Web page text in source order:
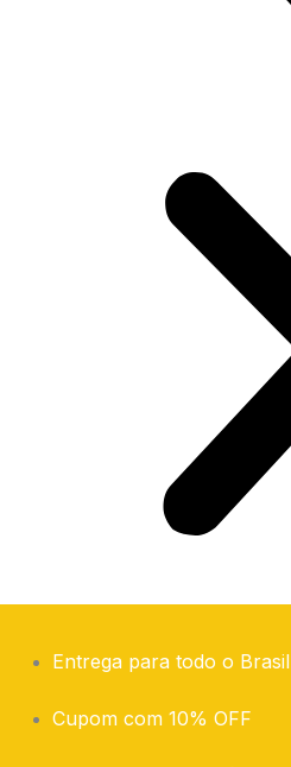
Entrega para todo o Brasil
Cupom com 10% OFF